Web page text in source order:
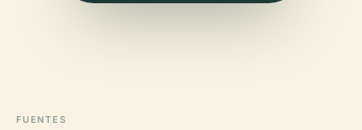
FUENTES